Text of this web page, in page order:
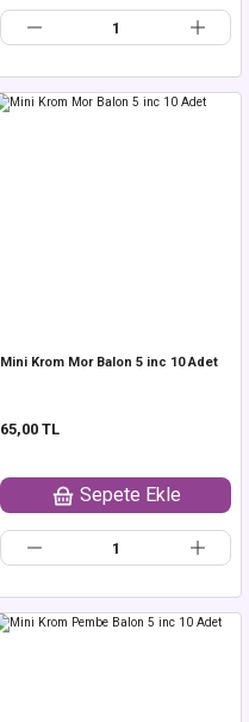
Mini Krom Mor Balon 5 inc 10 Adet
65,00 TL
Sepete Ekle